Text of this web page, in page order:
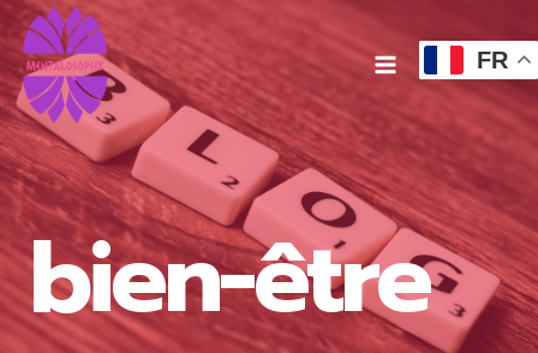
Aller
au
contenu
FR
bien-être